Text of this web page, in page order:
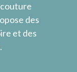
couture
des
et des